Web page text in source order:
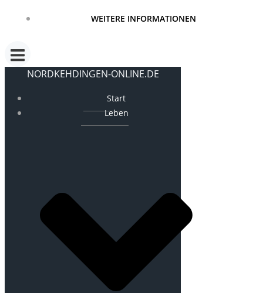
WEITERE INFORMATIONEN
NORDKEHDINGEN-ONLINE.DE
Start
Leben